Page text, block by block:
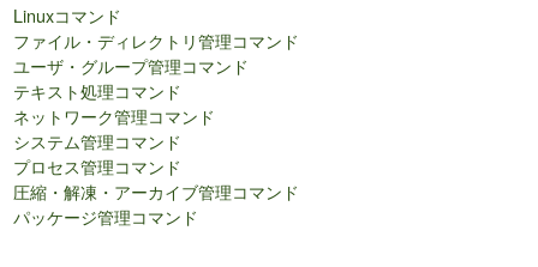
索
Linuxコマンド
ファイル・ディレクトリ管理コマンド
ユーザ・グループ管理コマンド
テキスト処理コマンド
ネットワーク管理コマンド
システム管理コマンド
プロセス管理コマンド
圧縮・解凍・アーカイブ管理コマンド
パッケージ管理コマンド